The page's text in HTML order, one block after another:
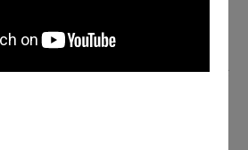
李沛憶老師，現師事宋婉華老師，
，包含《對比》給揚琴與鋼琴、
雄市音樂館首演，2025年由弦樂團作
際音樂大賽作曲組桂冠獎，同年以揚
來西亞第二屆皇城盃音樂大賽最佳作
指定曲。